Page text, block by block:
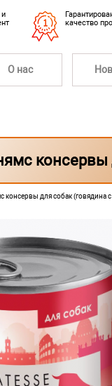
качество
О нас
консервы
для собак (говядина